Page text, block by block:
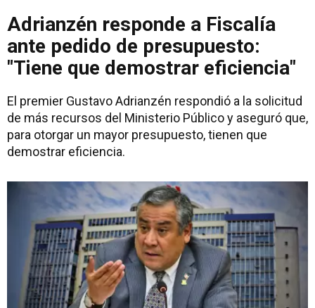
Adrianzén responde a Fiscalía
ante pedido de presupuesto:
"Tiene que demostrar eficiencia"
El premier Gustavo Adrianzén respondió a la solicitud
de más recursos del Ministerio Público y aseguró que,
para otorgar un mayor presupuesto, tienen que
demostrar eficiencia.